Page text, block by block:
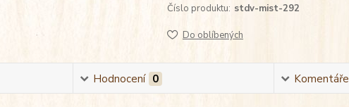
Číslo produktu: stdv-mist-292
Do oblíbených
Hodnocení 0 Komentáře